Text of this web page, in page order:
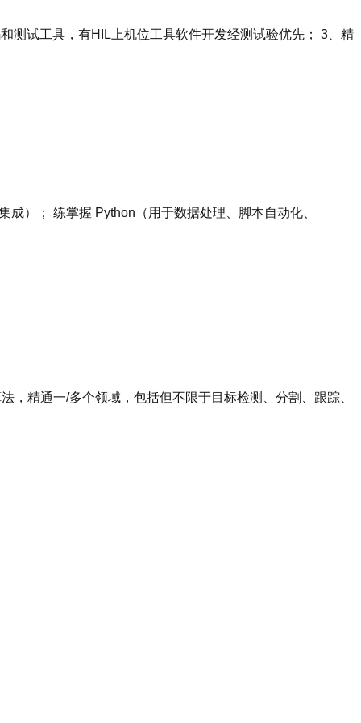
测试工具，有HIL上机位工具软件开发经测试验优先； 3、精
）； 练掌握 Python（用于数据处理、脚本自动化、
精通一/多个领域，包括但不限于目标检测、分割、跟踪、